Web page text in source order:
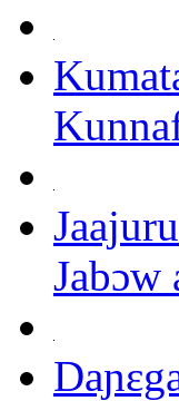
Jaajuru
Jabɔw